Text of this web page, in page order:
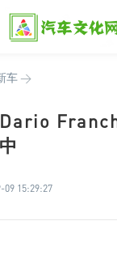
车 >
09 15:29:27